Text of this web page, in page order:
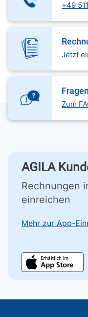
+49
Jetzt
Zum
AGILA
Rechnungen
einreichen
Mehr zur App-